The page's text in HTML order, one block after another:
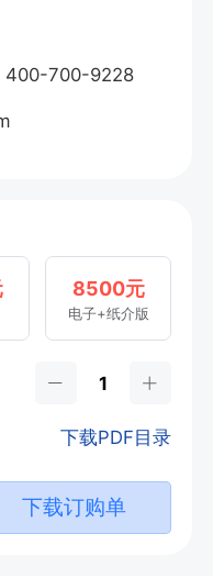
400-700-9228
8500元
电子+纸介版
下载PDF目录
下载订购单